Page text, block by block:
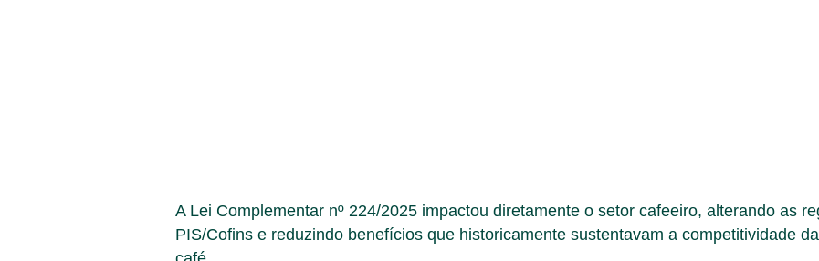
A Lei Complementar nº 224/2025 impactou diretamente o setor cafeeiro, alterando as
PIS/Cofins e reduzindo benefícios que historicamente sustentavam a competitividade